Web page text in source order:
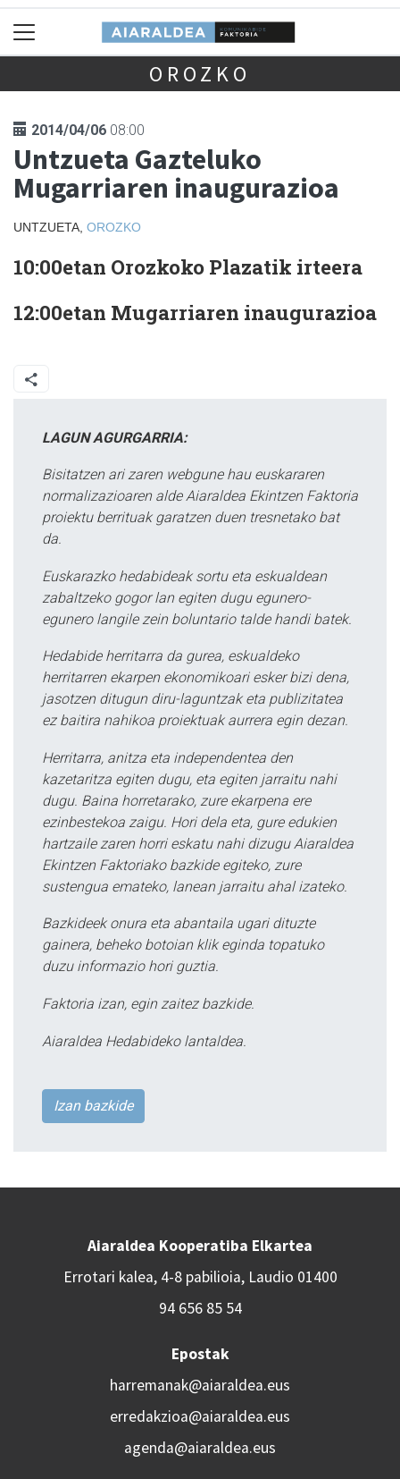
OROZKO
2014/04/06 08:00
Untzueta Gazteluko
Mugarriaren inaugurazioa
UNTZUETA, OROZKO
10:00etan Orozkoko Plazatik irteera
12:00etan Mugarriaren inaugurazioa
LAGUN AGURGARRIA:
Bisitatzen ari zaren webgune hau euskararen
normalizazioaren alde Aiaraldea Ekintzen Faktoria
proiektu berrituak garatzen duen tresnetako bat
da.
Euskarazko hedabideak sortu eta eskualdean
zabaltzeko gogor lan egiten dugu egunero-
egunero langile zein boluntario talde handi batek.
Hedabide herritarra da gurea, eskualdeko
herritarren ekarpen ekonomikoari esker bizi dena,
jasotzen ditugun diru-laguntzak eta publizitatea
ez baitira nahikoa proiektuak aurrera egin dezan.
Herritarra, anitza eta independentea den
kazetaritza egiten dugu, eta egiten jarraitu nahi
dugu. Baina horretarako, zure ekarpena ere
ezinbestekoa zaigu. Hori dela eta, gure edukien
hartzaile zaren horri eskatu nahi dizugu Aiaraldea
Ekintzen Faktoriako bazkide egiteko, zure
sustengua emateko, lanean jarraitu ahal izateko.
Bazkideek onura eta abantaila ugari dituzte
gainera, beheko botoian klik eginda topatuko
duzu informazio hori guztia.
Faktoria izan, egin zaitez bazkide.
Aiaraldea Hedabideko lantaldea.
Izan bazkide
Aiaraldea Kooperatiba Elkartea
Errotari kalea, 4-8 pabilioia, Laudio 01400
94 656 85 54
Epostak
harremanak@aiaraldea.eus
erredakzioa@aiaraldea.eus
agenda@aiaraldea.eus